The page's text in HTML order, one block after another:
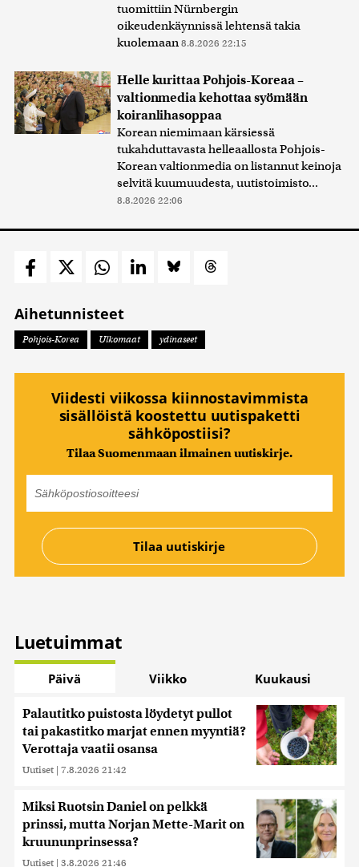
tuomittiin Nürnbergin
oikeudenkäynnissä lehtensä takia
kuolemaan 8.8.2026 22:15
Helle kurittaa Pohjois-Koreaa –
valtionmedia kehottaa syömään
koiranlihasoppaa
Korean niemimaan kärsiessä
tukahduttavasta helleaallosta Pohjois-
Korean valtionmedia on listannut keinoja
selvitä kuumuudesta, uutistoimisto...
8.8.2026 22:06
Aihetunnisteet
Pohjois-Korea Ulkomaat ydinaseet
Viidesti viikossa kiinnostavimmista
sisällöistä koostettu uutispaketti
sähköpostiisi?
Tilaa Suomenmaan ilmainen uutiskirje.
Luetuimmat
Päivä Viikko Kuukausi
Palautitko puistosta löydetyt pullot
tai pakastitko marjat ennen myyntiä?
Verottaja vaatii osansa
Uutiset | 7.8.2026 21:42
Miksi Ruotsin Daniel on pelkkä
prinssi, mutta Norjan Mette-Marit on
kruununprinsessa?
Uutiset | 3.8.2026 21:46